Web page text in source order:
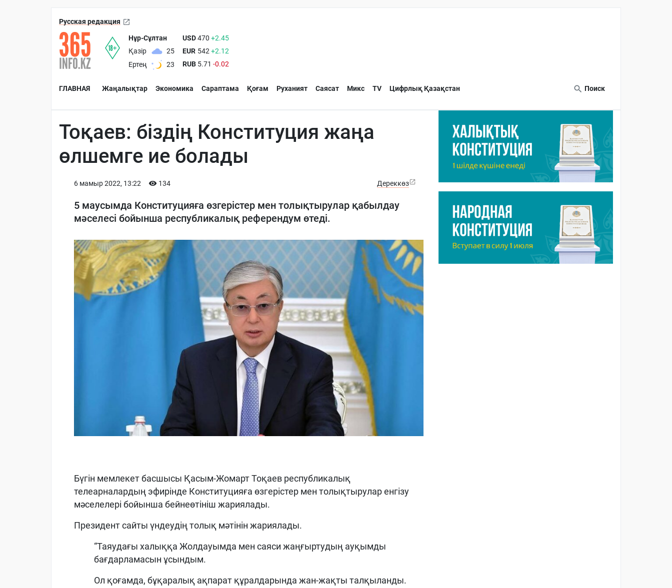
Русская редакция
Нұр-Сұлтан
Қазір
25
Ертең
23
USD470 +2.45
EUR 542 +2.12
RUB 5.71 -0.02
ГЛАВНАЯ Жаңалықтар Экономика Сараптама Қоғам Руханият Саясат Микс TV Цифрлық Қазақстан Поиск
Тоқаев: біздің Конституция жаңа
өлшемге ие болады
6 мамыр 2022, 13:22 134 Дереккөз
5 маусымда Конституцияға өзгерістер мен толықтырулар қабылдау
мәселесі бойынша республикалық референдум өтеді.
Бүгін мемлекет басшысы Қасым-Жомарт Тоқаев республикалық
телеарналардың эфирінде Конституцияға өзгерістер мен толықтырулар енгізу
мәселелері бойынша бейнеөтініш жариялады.
Президент сайты үндеудің толық мәтінін жариялады.
“Таяудағы халыққа Жолдауымда мен саяси жаңғыртудың ауқымды
бағдарламасын ұсындым.
Ол қоғамда, бұқаралық ақпарат құралдарында жан-жақты талқыланды.